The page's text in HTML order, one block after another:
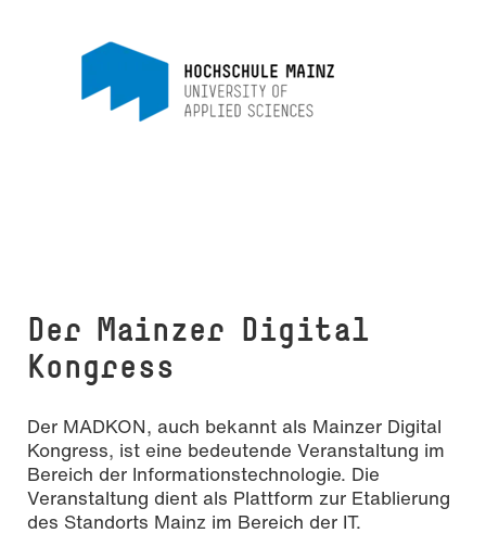
Der Mainzer Digital
Kongress
Der MADKON, auch bekannt als Mainzer Digital
Kongress, ist eine bedeutende Veranstaltung im
Bereich der Informationstechnologie. Die
Veranstaltung dient als Plattform zur Etablierung
des Standorts Mainz im Bereich der IT.